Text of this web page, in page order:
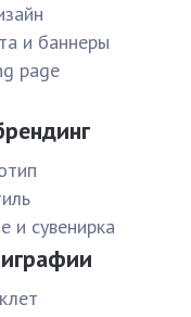
и баннеры
page
и сувенирка